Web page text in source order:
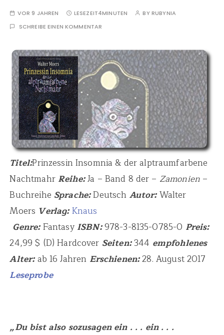
VOR 9 JAHREN LESEZEIT4MINUTEN BYRUBYNIA
SCHREIBE EINEN KOMMENTAR
Titel:Prinzessin Insomnia & der alptraumfarbene
Nachtmahr Reihe:Ja – Band 8 der – Zamonien –
Buchreihe Sprache:Deutsch Autor:Walter
Moers Verlag:Knaus
Genre:Fantasy ISBN:978-3-8135-0785-0 Preis:
24,99 $ (D) Hardcover Seiten:344 empfohlenes
Alter:ab 16 Jahren Erschienen:28. August 2017
Leseprobe
„Du bist also sozusagen ein . . . ein . . .